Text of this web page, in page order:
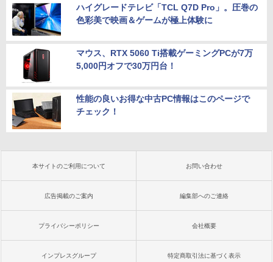
ハイグレードテレビ「TCL Q7D Pro」。圧巻の
色彩美で映画＆ゲームが極上体験に
マウス、RTX 5060 Ti搭載ゲーミングPCが7万
5,000円オフで30万円台！
性能の良いお得な中古PC情報はこのページで
チェック！
本サイトのご利用について お問い合わせ
広告掲載のご案内 編集部へのご連絡
プライバシーポリシー 会社概要
インプレスグループ 特定商取引法に基づく表示